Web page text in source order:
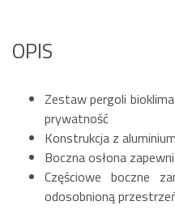
OPIS
Zestaw pergoli
prywatność
Konstrukcja z
Boczna osłona
Częściowe boczne
odosobnioną